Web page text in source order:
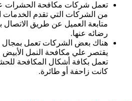
تعمل شركات مكافحة الحشرات
من الشركات التي تقدم الخدمات
متابعة العميل عن طريق الاتصال
رضائه عنها.
هناك بعض الشركات تعمل بمجال
يقتصر علي مكافحة النمل
تعمل بكافة أشكال المكافحة
كانت زاحفة أو طائرة.